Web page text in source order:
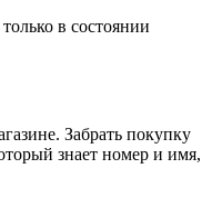
в состоянии
Забрать покупку
знает номер и имя,